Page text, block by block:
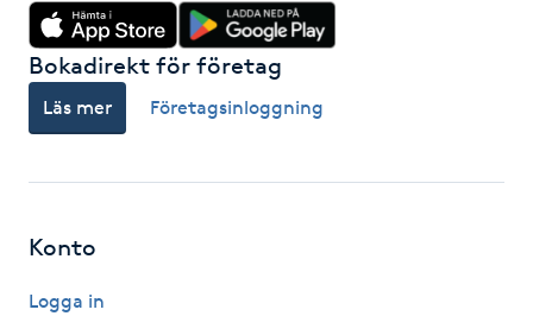
Hälsprickor
Idrottsmassage
IPL
IPL hårborttagning
IR-massage
Bokadirekt för företag
Läs mer Företagsinloggning
Konto
Logga in